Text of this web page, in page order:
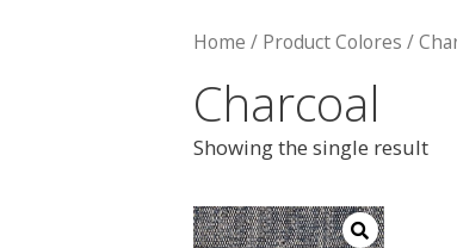
Home / Product Colores /
Charcoal
Showing the single result